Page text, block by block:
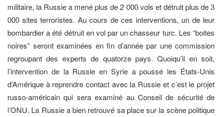
militaire, la Russie a mené plus de 2 000 vols et détruit plus de 3
000 sites terroristes. Au cours de ces interventions, un de leur
bombardier a été détruit en vol par un chasseur turc. Les “boites
noires” seront examinées en fin d’année par une commission
regroupant des experts de quatorze pays. Quoiqu’il en soit,
l’intervention de la Russie en Syrie a poussé les États-Unis
d’Amérique à reprendre contact avec la Russie et c’est le projet
russo-américain qui sera exa­miné au Conseil de sécurité de
l’ONU. La Russie a bien retrouvé sa place sur la scène politique